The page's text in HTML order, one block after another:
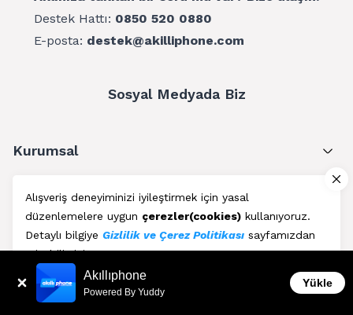
Alışveriş deneyiminizi iyileştirmek için yasal
düzenlemelere uygun çerezler(cookies) kullanıyoruz.
Detaylı bilgiye Gizlilik ve Çerez Politikası sayfamızdan
erişebilirsiniz.
Kabul Et
Destek Hattı: 0850 520 0880
E-posta: destek@akilliphone.com
Sosyal Medyada Biz
Kurumsal
Müşteri Hizmetleri
Üyelik
Blog Akıllıphone
Powered By Yuddy
Yükle